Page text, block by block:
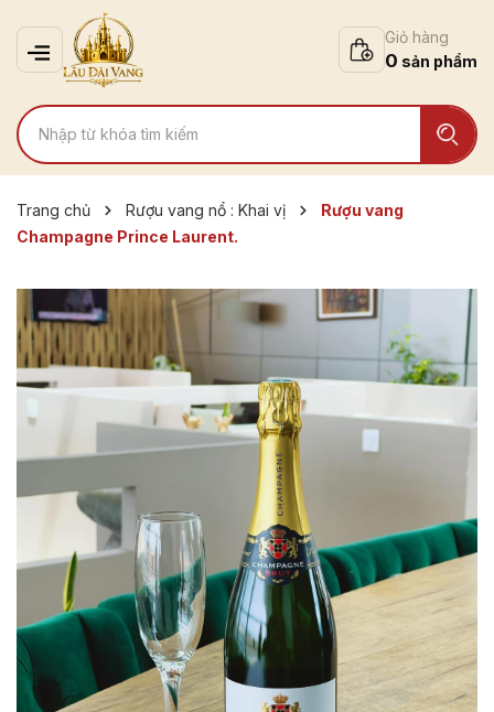
Giỏ hàng
0
Trang chủ Rượu vang nổ : Khai vị
Rượu vang
Champagne Prince Laurent.